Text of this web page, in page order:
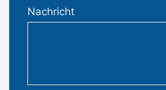
Nachricht